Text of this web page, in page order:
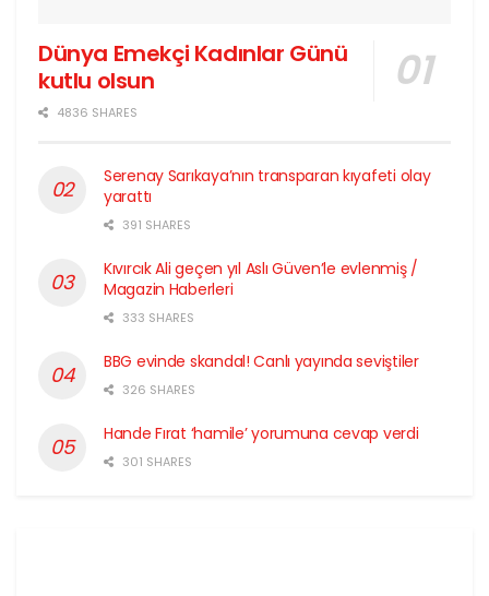
Dünya Emekçi Kadınlar Günü
kutlu olsun
4836 SHARES
Serenay Sarıkaya’nın transparan kıyafeti olay
yarattı
391 SHARES
Kıvırcık Ali geçen yıl Aslı Güven’le evlenmiş /
Magazin Haberleri
333 SHARES
BBG evinde skandal! Canlı yayında seviştiler
326 SHARES
Hande Fırat ‘hamile’ yorumuna cevap verdi
301 SHARES